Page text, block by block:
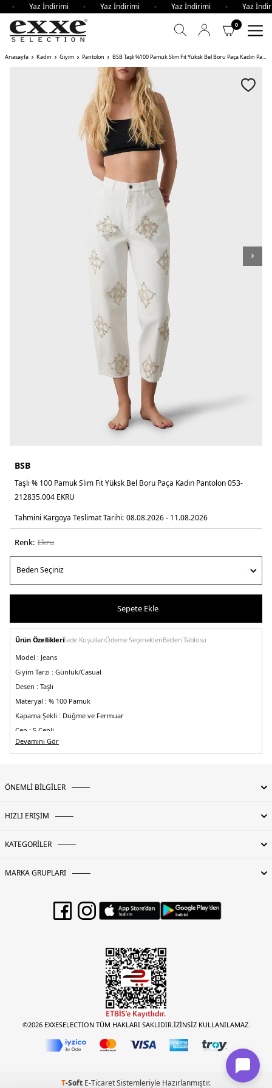
- Yaz İndirimi - Yaz İndirimi - Yaz İndirimi -
0
Anasayfa Kadın Giyim Pantolon BSB Taşlı %100 Pamuk Slim Fit Yüksk Bel Boru Paça Kadın Pantolon
BSB
Taşlı % 100 Pamuk Slim Fit Yüksk Bel Boru Paça Kadın Pantolon 053-
212835.004 EKRU
Tahmini Kargoya Teslimat Tarihi: 08.08.2026 - 11.08.2026
Renk: ekru
Sepete Ekle
Ürün Özellikleriİade KoşullarıÖdeme SeçenekleriBeden Tablosu
Model : Jeans
Giyim Tarzı : Günlük/Casual
Desen : Taşlı
Materyal : % 100 Pamuk
Kapama Şekli : Düğme ve Fermuar
Cep : 5 Cepli
Kalıp Bilgisi:Slim Fit, Yüksek Bel, Boru Paça
Devamını Gör
ÖNEMLİ BİLGİLER
HIZLI ERİŞİM
KATEGORİLER
MARKA GRUPLARI
©2026 EXXESELECTION TÜM HAKLARI SAKLIDIR.İZİNSİZ KULLANILAMAZ.
T-Soft E-TicaretSistemleriyle Hazırlanmıştır.